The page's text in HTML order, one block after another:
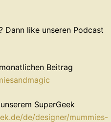
Dann like unseren Podcast
Beitrag
SuperGeek
de/designer/mummies-